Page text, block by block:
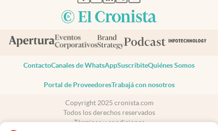
ContactoCanales de WhatsAppSuscribiteQuiénes Somos
Portal de ProveedoresTrabajá con nosotros
Copyright 2025 cronista.com
Todos los derechos reservados
Términos y condiciones